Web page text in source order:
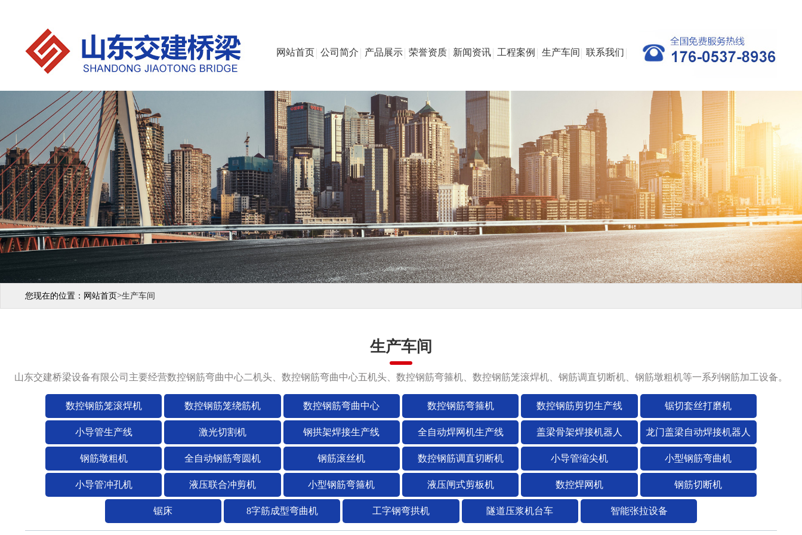
网站首页 公司简介 产品展示 荣誉资质 新闻资讯 工程案例 生产车间 联系我们
您现在的位置： 网站首页>生产车间
生产车间
山东交建桥梁设备有限公司主要经营数控钢筋弯曲中心二机头、数控钢筋弯曲中心五机头、数控钢筋弯箍机、数控钢筋笼滚焊机、钢筋调直切断机、钢筋墩粗机等一系列钢筋加工设备。
数控钢筋笼滚焊机 数控钢筋笼绕筋机 数控钢筋弯曲中心 数控钢筋弯箍机 数控钢筋剪切生产线 锯切套丝打磨机
小导管生产线 激光切割机 钢拱架焊接生产线 全自动焊网机生产线 盖梁骨架焊接机器人 龙门盖梁自动焊接机器人
钢筋墩粗机 全自动钢筋弯圆机 钢筋滚丝机 数控钢筋调直切断机 小导管缩尖机 小型钢筋弯曲机
小导管冲孔机 液压联合冲剪机 小型钢筋弯箍机 液压闸式剪板机 数控焊网机 钢筋切断机
锯床 8字筋成型弯曲机 工字钢弯拱机 隧道压浆机台车 智能张拉设备